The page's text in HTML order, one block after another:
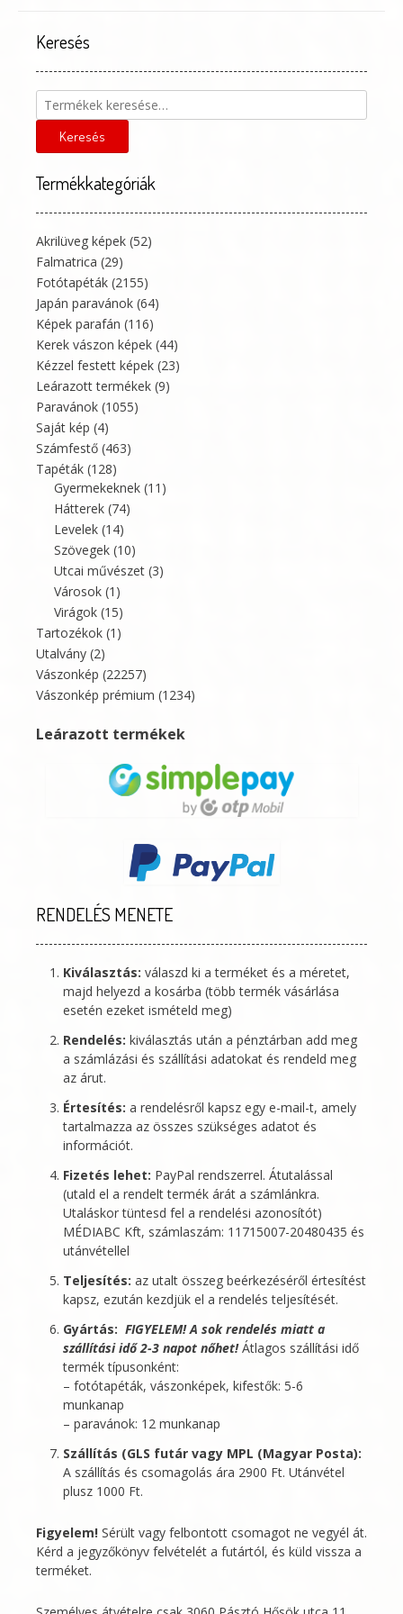
választhatók
ki
Keresés
Keresés
a
következőre:
Keresés
Termékkategóriák
Akrilüveg képek (52)
Falmatrica (29)
Fotótapéták (2155)
Japán paravánok (64)
Képek parafán (116)
Kerek vászon képek (44)
Kézzel festett képek (23)
Leárazott termékek (9)
Paravánok (1055)
Saját kép (4)
Számfestő (463)
Tapéták (128)
Gyermekeknek (11)
Hátterek (74)
Levelek (14)
Szövegek (10)
Utcai művészet (3)
Városok (1)
Virágok (15)
Tartozékok (1)
Utalvány (2)
Vászonkép (22257)
Vászonkép prémium (1234)
Leárazott termékek
RENDELÉS MENETE
Kiválasztás: válaszd ki a terméket és a méretet,
majd helyezd a kosárba (több termék vásárlása
esetén ezeket ismételd meg)
Rendelés: kiválasztás után a pénztárban add meg
a számlázási és szállítási adatokat és rendeld meg
az árut.
Értesítés: a rendelésről kapsz egy e-mail-t, amely
tartalmazza az összes szükséges adatot és
információt.
Fizetés lehet: PayPal rendszerrel. Átutalással
(utald el a rendelt termék árát a számlánkra.
Utaláskor tüntesd fel a rendelési azonosítót)
MÉDIABC Kft, számlaszám: 11715007-20480435 és
utánvétellel
Teljesítés: az utalt összeg beérkezéséről értesítést
kapsz, ezután kezdjük el a rendelés teljesítését.
Gyártás: FIGYELEM! A sok rendelés miatt a
szállítási idő 2-3 napot nőhet!Átlagos szállítási idő
termék típusonként:
– fotótapéták, vászonképek, kifestők: 5-6
munkanap
– paravánok: 12 munkanap
Szállítás (GLS futár vagy MPL (Magyar Posta):
A szállítás és csomagolás ára 2900 Ft. Utánvétel
plusz 1000 Ft.
Figyelem! Sérült vagy felbontott csomagot ne vegyél át.
Kérd a jegyzőkönyv felvételét a futártól, és küld vissza a
terméket.